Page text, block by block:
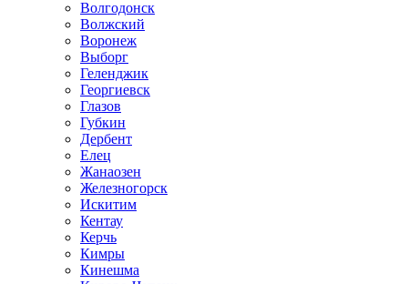
Волгодонск
Волжский
Воронеж
Выборг
Геленджик
Георгиевск
Глазов
Губкин
Дербент
Елец
Жанаозен
Железногорск
Искитим
Кентау
Керчь
Кимры
Кинешма